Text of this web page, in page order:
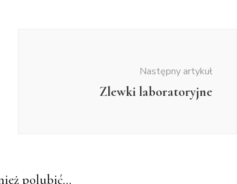
Następny artykuł
Zlewki laboratoryjne
polubić…